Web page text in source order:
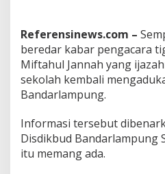
a
S
u
k
a
P
l
Referensinews.com –
beredar kabar pengacara
Miftahul Jannah yang
sekolah kembali
Bandarlampung.
Informasi tersebut
Disdikbud Bandarlampung
itu memang ada.